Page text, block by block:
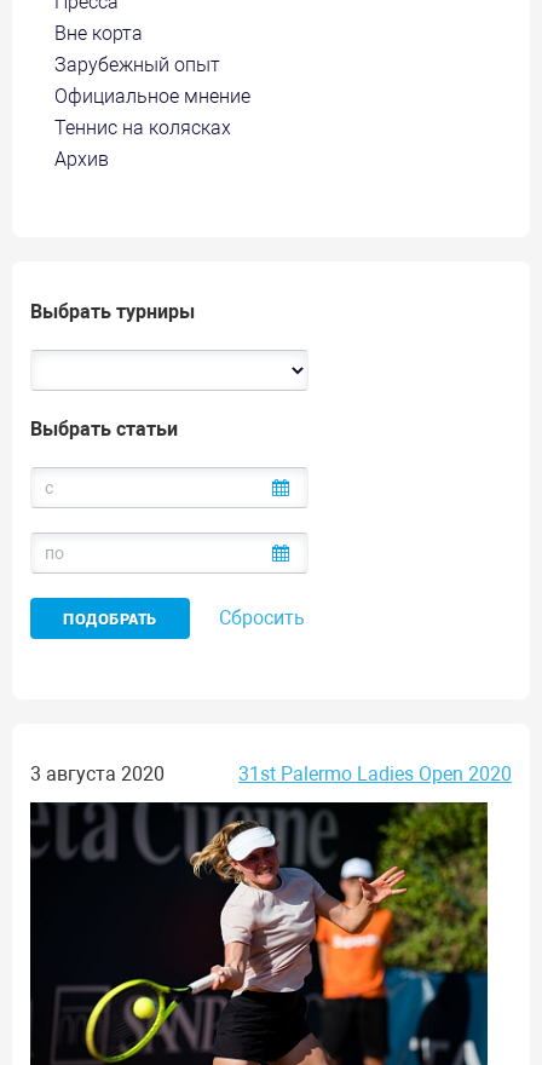
Вне корта
Зарубежный опыт
Официальное мнение
Теннис на колясках
Архив
Выбрать турниры
Выбрать статьи
Сбросить
3 августа 2020 31st Palermo Ladies Open 2020